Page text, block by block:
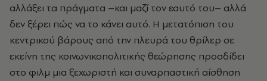
αλλάξει τα πράγματα –και μαζί τον εαυτό του– αλλά
δεν ξέρει πώς να το κάνει αυτό. Η μετατόπιση του
κεντρικού βάρους από την πλευρά του θρίλερ σε
εκείνη της κοινωνικοπολιτικής θεώρησης προσδίδει
στο φιλμ μια ξεχωριστή και συναρπαστική αίσθηση